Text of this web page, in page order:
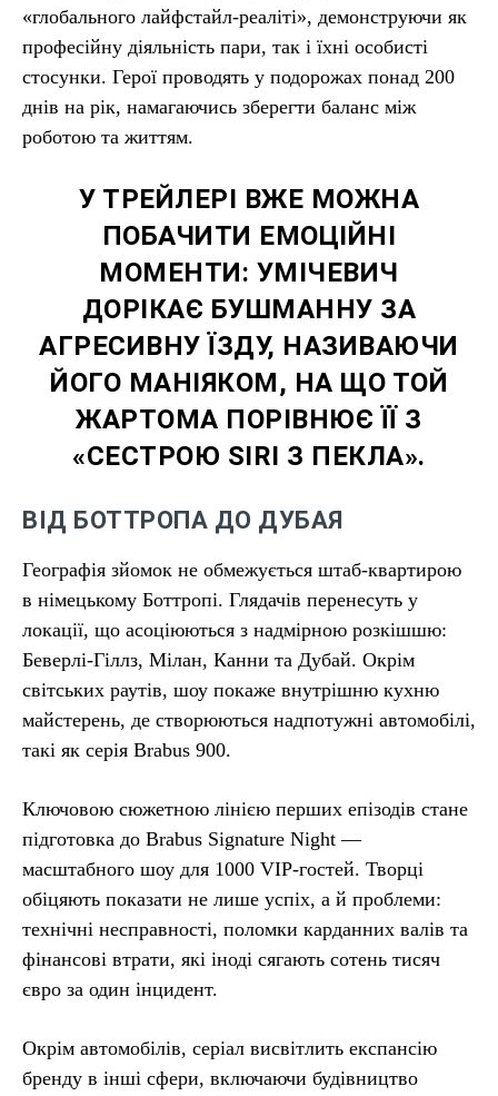
«глобального лайфстайл-реаліті», демонструючи як
професійну діяльність пари, так і їхні особисті
стосунки. Герої проводять у подорожах понад 200
днів на рік, намагаючись зберегти баланс між
роботою та життям.
У ТРЕЙЛЕРІ ВЖЕ МОЖНА
ПОБАЧИТИ ЕМОЦІЙНІ
МОМЕНТИ: УМІЧЕВИЧ
ДОРІКАЄ БУШМАННУ ЗА
АГРЕСИВНУ ЇЗДУ, НАЗИВАЮЧИ
ЙОГО МАНІЯКОМ, НА ЩО ТОЙ
ЖАРТОМА ПОРІВНЮЄ ЇЇ З
«СЕСТРОЮ SIRI З ПЕКЛА».
ВІД БОТТРОПА ДО ДУБАЯ
Географія зйомок не обмежується штаб-квартирою
в німецькому Боттропі. Глядачів перенесуть у
локації, що асоціюються з надмірною розкішшю:
Беверлі-Гіллз, Мілан, Канни та Дубай. Окрім
світських раутів, шоу покаже внутрішню кухню
майстерень, де створюються надпотужні автомобілі,
такі як серія Brabus 900.
Ключовою сюжетною лінією перших епізодів стане
підготовка до Brabus Signature Night —
масштабного шоу для 1000 VIP-гостей. Творці
обіцяють показати не лише успіх, а й проблеми:
технічні несправності, поломки карданних валів та
фінансові втрати, які іноді сягають сотень тисяч
євро за один інцидент.
Окрім автомобілів, серіал висвітлить експансію
бренду в інші сфери, включаючи будівництво